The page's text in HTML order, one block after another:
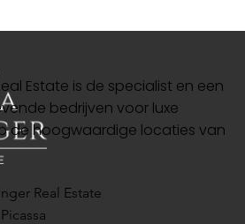
Estate is de specialist en een
bedrijven voor luxe
de hoogwaardige locaties van
Real Estate